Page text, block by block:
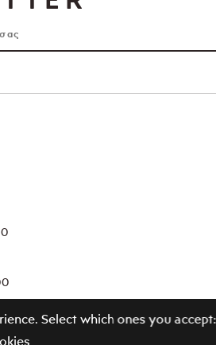
Select which ones you accept: